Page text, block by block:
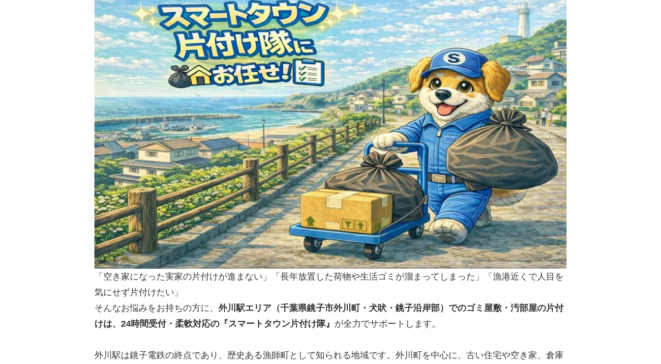
「空き家になった実家の片付けが進まない」「長年放置した荷物や生活ゴミが溜まってしまった」「漁港近くで人目を
気にせず片付けたい」
そんなお悩みをお持ちの方に、 外川駅エリア（千葉県銚子市外川町・犬吠・銚子沿岸部）でのゴミ屋敷・汚部屋の片付
けは、24時間受付・柔軟対応の『スマートタウン片付け隊』 が全力でサポートします。
外川駅は銚子電鉄の終点であり、歴史ある漁師町として知られる地域です。外川町を中心に、古い住宅や空き家、倉庫